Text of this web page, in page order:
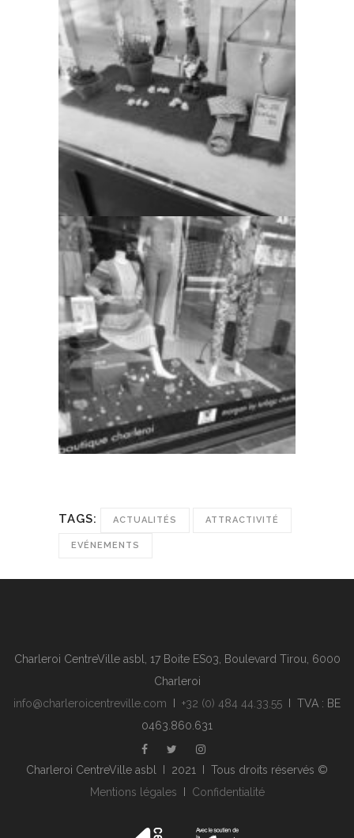
TAGS: ACTUALITÉS ATTRACTIVITÉ
EVÉNEMENTS
Charleroi CentreVille asbl, 17 Boite ES03, Boulevard Tirou, 6000
Charleroi
info@charleroicentreville.com
+32 (0) 484 44.33.55 I TVA : BE
0463.860.631
Charleroi CentreVille asbl I 2021 I Tous droits réservés ©
Mentions légales
Confidentialité